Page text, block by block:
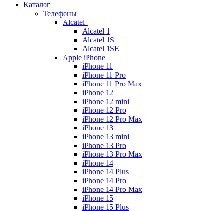
Каталог
Телефоны
Alcatel
Alcatel 1
Alcatel 1S
Alcatel 1SE
Apple iPhone
iPhone 11
iPhone 11 Pro
iPhone 11 Pro Max
iPhone 12
iPhone 12 mini
iPhone 12 Pro
iPhone 12 Pro Max
iPhone 13
iPhone 13 mini
iPhone 13 Pro
iPhone 13 Pro Max
iPhone 14
iPhone 14 Plus
iPhone 14 Pro
iPhone 14 Pro Max
iPhone 15
iPhone 15 Plus